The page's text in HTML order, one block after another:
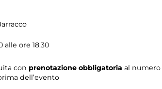
alle ore 18.30
con prenotazione obbligatoria al numero
dell’evento